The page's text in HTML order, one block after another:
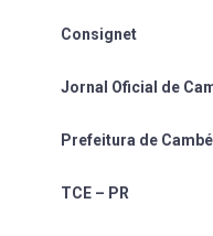
Consignet
Jornal Oficial de
Prefeitura de Cambé
TCE – PR